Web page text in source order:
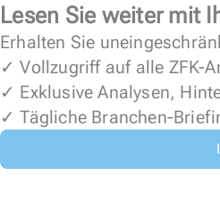
Lesen Sie weiter mit
Erhalten Sie
✓ Vollzugriff auf alle ZFK-
✓ Exklusive Analysen,
✓ Tägliche Branchen-